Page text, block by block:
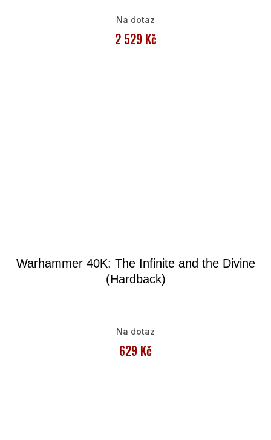
Na dotaz
2 529 Kč
Warhammer 40K: The Infinite and the Divine
(Hardback)
Na dotaz
629 Kč